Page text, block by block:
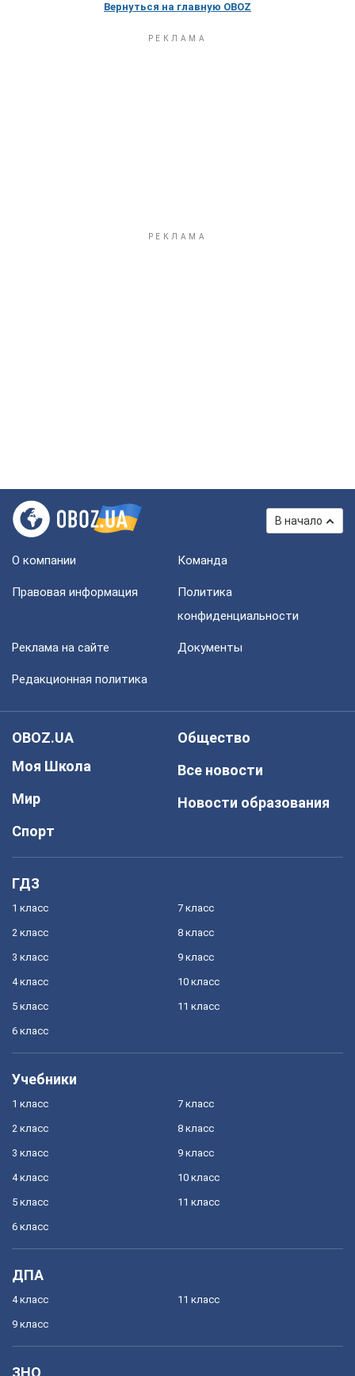
Вернуться на главную OBOZ
В начало
О компании Команда
Правовая информация
Политика
конфиденциальности
Реклама на сайте Документы
Редакционная политика
OBOZ.UA
Моя Школа
Мир
Спорт
Общество
Все новости
Новости образования
ГДЗ
1 класс
2 класс
3 класс
4 класс
5 класс
6 класс
7 класс
8 класс
9 класс
10 класс
11 класс
Учебники
1 класс
2 класс
3 класс
4 класс
5 класс
6 класс
7 класс
8 класс
9 класс
10 класс
11 класс
ДПА
4 класс
9 класс
11 класс